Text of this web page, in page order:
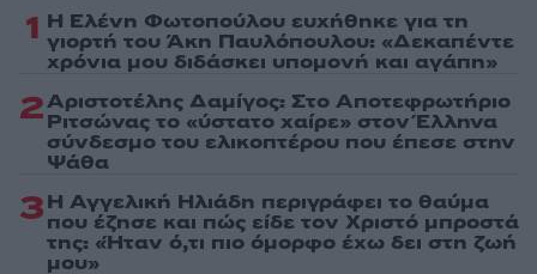
1 Η Ελένη Φωτοπούλου ευχήθηκε για τη
γιορτή του Άκη Παυλόπουλου: «Δεκαπέντε
χρόνια μου διδάσκει υπομονή και αγάπη»
2Αριστοτέλης Δαμίγος: Στο Αποτεφρωτήριο
Ριτσώνας το «ύστατο χαίρε» στον Έλληνα
σύνδεσμο του ελικοπτέρου που έπεσε στην
Ψάθα
3Η Αγγελική Ηλιάδη περιγράφει το θαύμα
που έζησε και πώς είδε τον Χριστό μπροστά
της: «Ήταν ό,τι πιο όμορφο έχω δει στη ζωή
μου»